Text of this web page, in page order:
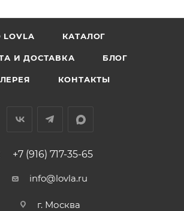
LOVLA КАТАЛОГ
И ДОСТАВКА БЛОГ
КОНТАКТЫ
+7 (916) 717-35-65
info@lovla.ru
г. Москва